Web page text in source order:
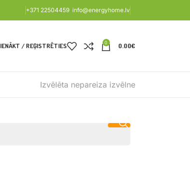
+371 22504459 info@energyhome.lv
IENĀKT / REĢISTRĒTIES 0 0.00€
Izvēlēta nepareiza izvēlne